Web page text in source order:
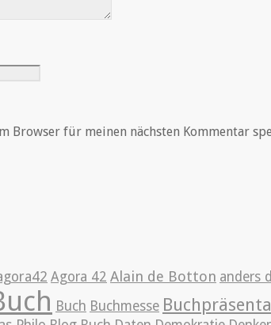
Browser für meinen nächsten Kommentar
Agora 42 Alain de Botton anders
Buch Buchmesse